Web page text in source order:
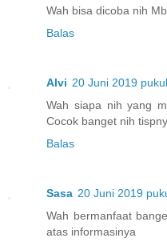
Wah bisa dicoba nih
Balas
Alvi 20 Juni 2019
Wah siapa nih yang
Cocok banget nih
Balas
Sasa 20 Juni 2019
Wah bermanfaat
atas informasinya